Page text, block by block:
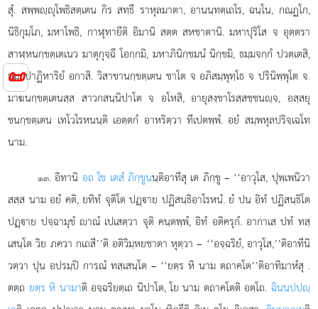
📜
สุํ. สพฺพฺุโพธิสตฺเตน กิร สทฺธึ ราหุลมาตา, อานนฺทตฺเถโร, ฉนฺโน, กณฺฏโก,
นิธิกุมฺโภ, มหาโพธิ, กาฬุทายีติ อิมานิ สตฺต สหชาตานิ. มหาปุริโส จ อุตฺตรา
สาฬฺหนกฺขตฺเตเนว มาตุกุจฺฉึ โอกฺกมิ, มหาภินิกฺขมนํ นิกฺขมิ, ธมฺมจกฺกํ ปวตฺเตสิ,
ยมกปาฏิหาริยํ อกาสิ. วิสาขานกฺขตฺเตน ชาโต จ อภิสมฺพุทฺโธ จ ปรินิพฺพุโต จ.
มาฆนกฺขตฺเตนสฺส สาวกสนฺนิปาโต จ อโหสิ, อายุสงฺขาโรสฺสชฺชนฺจ, อสฺสยุ
ชนกฺขตฺเตน เทโวโรหนนฺติ เอตฺตกํ อาหริตฺวา ทีเปตพฺพํ. อยํ สมฺพหุลปริจฺเฉโท
นาม.
๑๓. อิทานิ อถ โข เตสํ ภิกฺขูนนฺติอาทีสุ เต ภิกฺขู – ‘‘อาวุโส, ปุพฺเพนิวา
สสฺส นาม อยํ คติ, ยทิทํ จุติโต ปฏฺาย ปฏิสนฺธิอาโรหนํ. ยํ ปน อิทํ ปฏิสนฺธิโต
ปฏฺาย ปจฺฉามุขํ าณํ เปเสตฺวา จุติ คนฺตพฺพํ, อิทํ อติครุกํ. อากาเส ปทํ ทสฺ
เสนฺโต วิย ภควา กเถสี’’ติ อติวิมฺหยชาตา หุตฺวา – ‘‘อจฺฉริยํ, อาวุโส,’’ติอาทีนิ
วตฺวา ปุน อปรมฺปิ การณํ ทสฺเสนฺโต – ‘‘ยตฺร หิ นาม ตถาคโต’’ติอาทิมาหํสุ .
ตตฺถ ยตฺร หิ นามาติ อจฺฉริยตฺเถ นิปาโต, โย นาม ตถาคโตติ อตฺโถ. ฉินฺนปปฺ